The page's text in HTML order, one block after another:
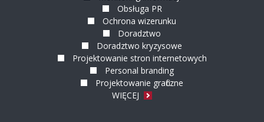
Obsługa PR
Ochrona wizerunku
Doradztwo
Doradztwo kryzysowe
Projektowanie stron internetowych
Personal branding
Projektowanie graficzne
WIĘCEJ